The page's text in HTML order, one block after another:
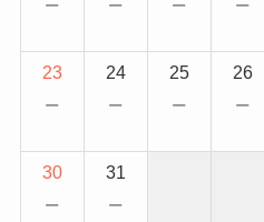
− − − −
23
−
24
−
25
−
26
−
30
−
31
−